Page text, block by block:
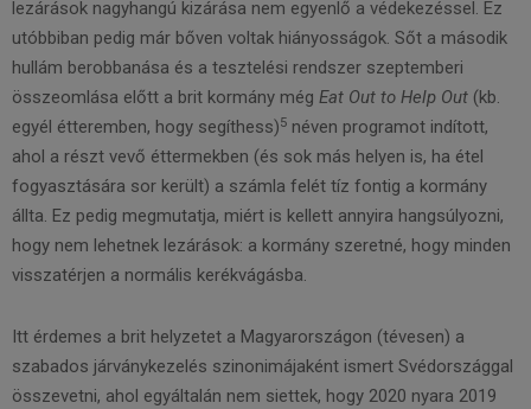
lezárások nagyhangú kizárása nem egyenlő a védekezéssel. Ez
utóbbiban pedig már bőven voltak hiányosságok. Sőt a második
hullám berobbanása és a tesztelési rendszer szeptemberi
összeomlása előtt a brit kormány még Eat Out to Help Out (kb.
egyél étteremben, hogy segíthess)5 néven programot indított,
ahol a részt vevő éttermekben (és sok más helyen is, ha étel
fogyasztására sor került) a számla felét tíz fontig a kormány
állta. Ez pedig megmutatja, miért is kellett annyira hangsúlyozni,
hogy nem lehetnek lezárások: a kormány szeretné, hogy minden
visszatérjen a normális kerékvágásba.
Itt érdemes a brit helyzetet a Magyarországon (tévesen) a
szabados járványkezelés szinonimájaként ismert Svédországgal
összevetni, ahol egyáltalán nem siettek, hogy 2020 nyara 2019